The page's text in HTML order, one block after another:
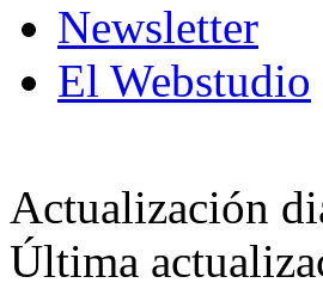
Newsletter
El Webstudio
Actualización
Última